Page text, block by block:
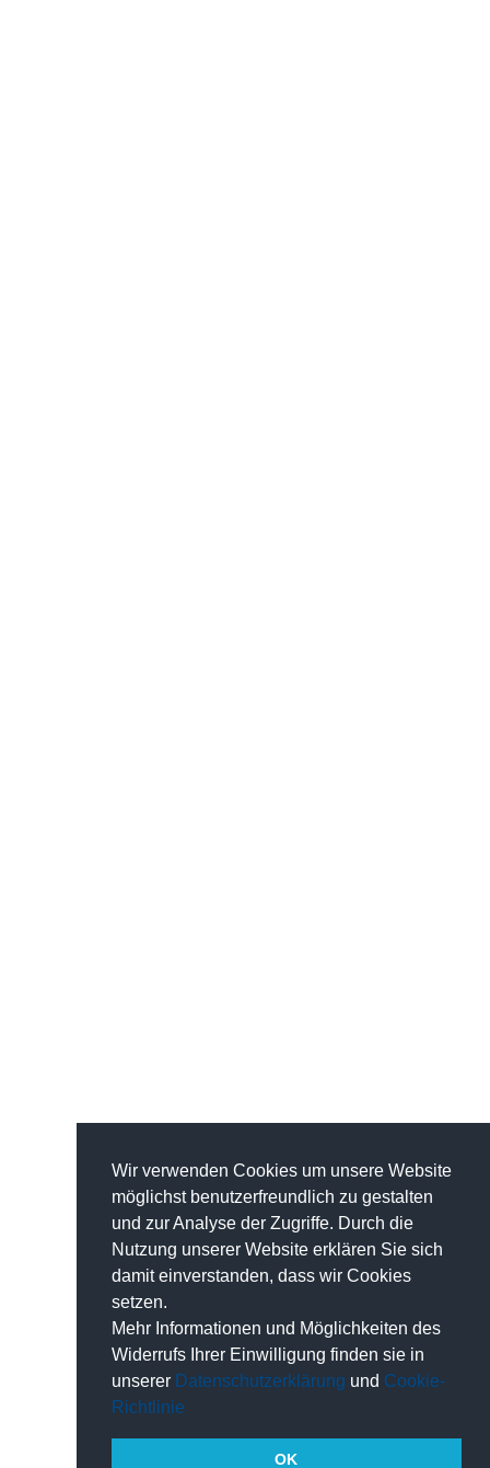
Wir verwenden Cookies um unsere Website
möglichst benutzerfreundlich zu gestalten
und zur Analyse der Zugriffe. Durch die
Nutzung unserer Website erklären Sie sich
damit einverstanden, dass wir Cookies
setzen.
Mehr Informationen und Möglichkeiten des
Widerrufs Ihrer Einwilligung finden sie in
unserer Datenschutzerklärung und Cookie-
Richtlinie
OK